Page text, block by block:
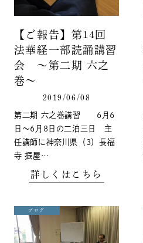
【ご報告】第14回
法華経一部読誦講習
会 ～第二期 六之
巻～
2019/06/08
第二期 六之巻講習 6月6
日～6月8日の二泊三日 主
任講師に神奈川県（3）長福
寺 振屋…
詳しくはこちら
ブログ